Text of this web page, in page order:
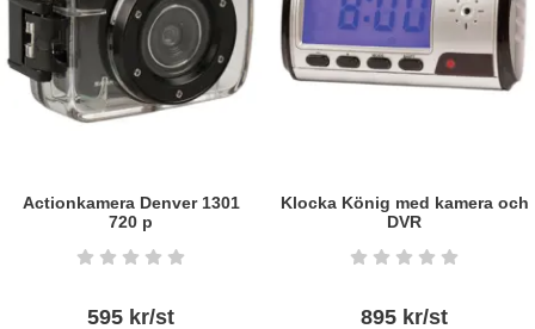
Actionkamera Denver 1301
720 p
Art. nr6108 Betyg: 0 stjärnor av 5
595 kr/st
Klocka König med kamera och
DVR
Art. nr6066 Betyg: 0 stjärnor
895 kr/st